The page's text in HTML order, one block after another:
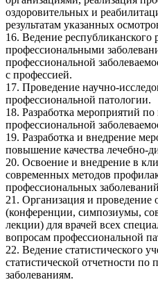
оздоровительных и
результатам указанных
16. Ведение республиканского
профессиональными
профессиональной
с профессией.
17. Проведение научно-
профессиональной патологии.
18. Разработка мероприятий
профессиональной
19. Разработка и внедрение
повышение качества лечебно-
20. Освоение и внедрение в
современных методов
профессиональных
21. Организация и проведение
(конференции, симпозиумы,
лекции) для врачей всех
вопросам профессиональной
22. Ведение статистического
статистической отчетности
заболеваниям.